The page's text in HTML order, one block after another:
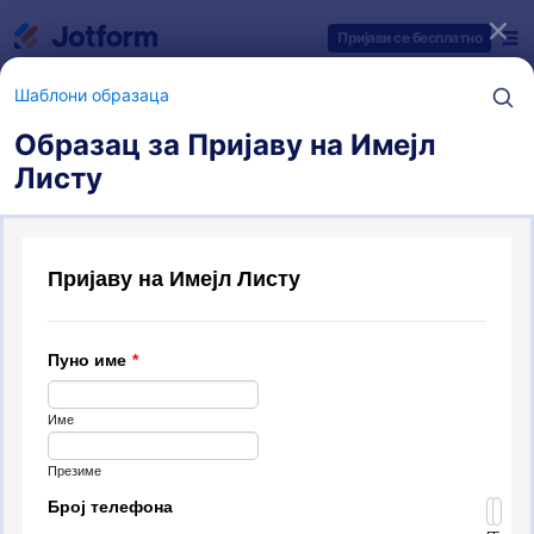
Пријави се бесплатно
Шаблони образаца
Образац за Пријаву на Имејл
Листу
Обрасци за пријављивање
Категорије шаблона образаца